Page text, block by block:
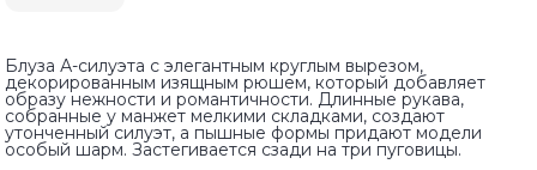
Блуза А-силуэта с элегантным круглым вырезом,
декорированным изящным рюшем, который добавляет
образу нежности и романтичности. Длинные рукава,
собранные у манжет мелкими складками, создают
утонченный силуэт, а пышные формы придают модели
особый шарм. Застегивается сзади на три пуговицы.